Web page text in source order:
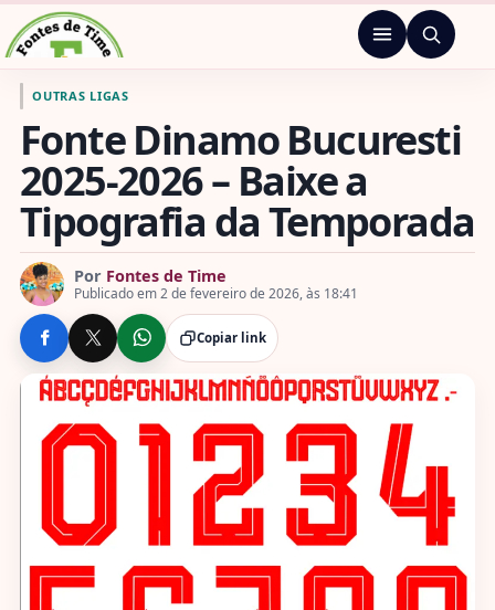
Pular para o conteúdo
Ir para a página inicial de Fontes de Time
Menu
OUTRAS LIGAS
Fonte Dinamo Bucuresti
2025-2026 – Baixe a
Tipografia da Temporada
Por Fontes de Time
Publicado em 2 de fevereiro de 2026, às 18:41
COMPARTILHE Copiar link